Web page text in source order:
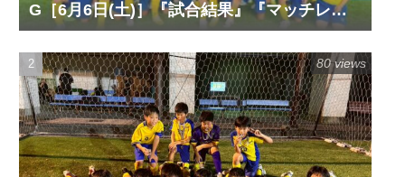
G［6月6日(土)］『試合結果』『マッチレポ
ート』『試合動画』
80 views